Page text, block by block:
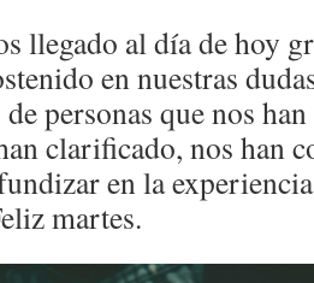
llegado al día de hoy
en nuestras
personas que nos
clarificado, nos han
en la
martes.